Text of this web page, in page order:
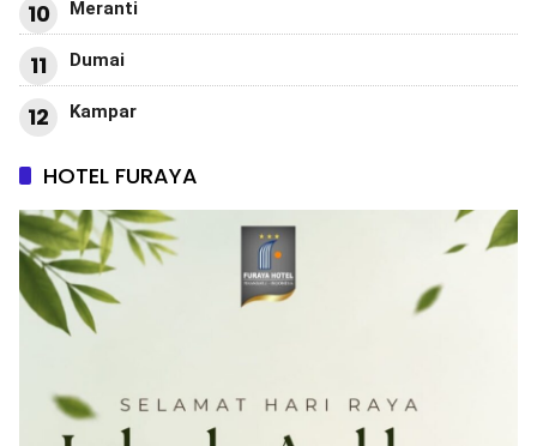
10 Meranti
11 Dumai
12 Kampar
HOTEL FURAYA